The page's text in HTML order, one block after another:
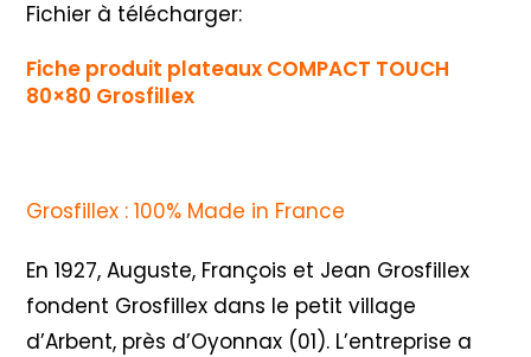
Fichier à télécharger:
Fiche produit plateaux COMPACT TOUCH
80×80 Grosfillex
Grosfillex : 100% Made in France
En 1927, Auguste, François et Jean Grosfillex
fondent Grosfillex dans le petit village
d’Arbent, près d’Oyonnax (01). L’entreprise a